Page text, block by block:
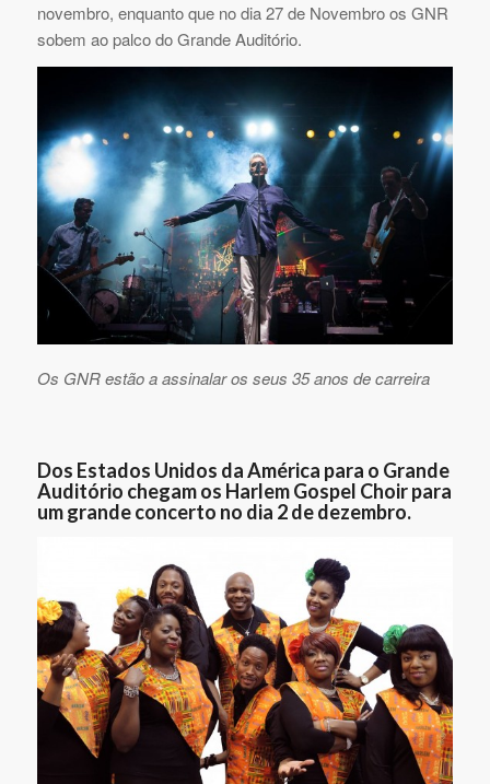
novembro, enquanto que no dia 27 de Novembro os GNR
sobem ao palco do Grande Auditório.
Os GNR estão a assinalar os seus 35 anos de carreira
Dos Estados Unidos da América para o Grande
Auditório chegam os Harlem Gospel Choir para
um grande concerto no dia 2 de dezembro.